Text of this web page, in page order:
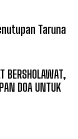
Taruna
BERSHOLAWAT,
DOA UNTUK